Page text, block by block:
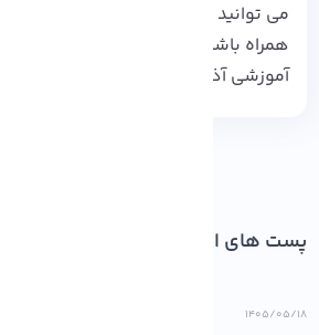
می توانید از طریق ارسال دیدگاه ها
همراه باشید. قدردان همراهی شما در
آموزشی آذرسیس هستیم .
پست های اخیر
۱۴۰۵/۰۵/۱۸